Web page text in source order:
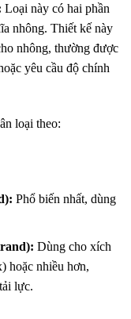
Loại này có hai phần
nhông. Thiết kế này
nhông, thường được
yêu cầu độ chính
loại theo:
Phổ biến nhất, dùng
Dùng cho xích
hoặc nhiều hơn,
lực.